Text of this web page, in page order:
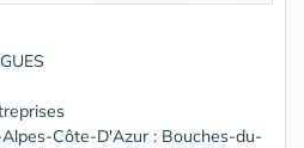
Côte-D'Azur : Bouches-du-